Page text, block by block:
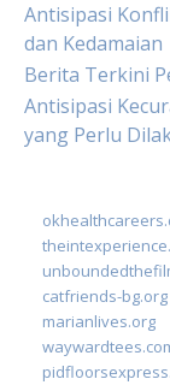
Antisipasi
dan Kedamaian
Berita Terkini
Antisipasi
yang Perlu
catfriends-bg.org
marianlives.org